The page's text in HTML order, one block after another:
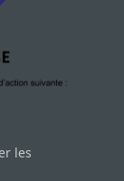
les